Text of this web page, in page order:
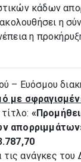
κάδων
η
η
– Ευόσμου
με
«
τις ανάγκες του